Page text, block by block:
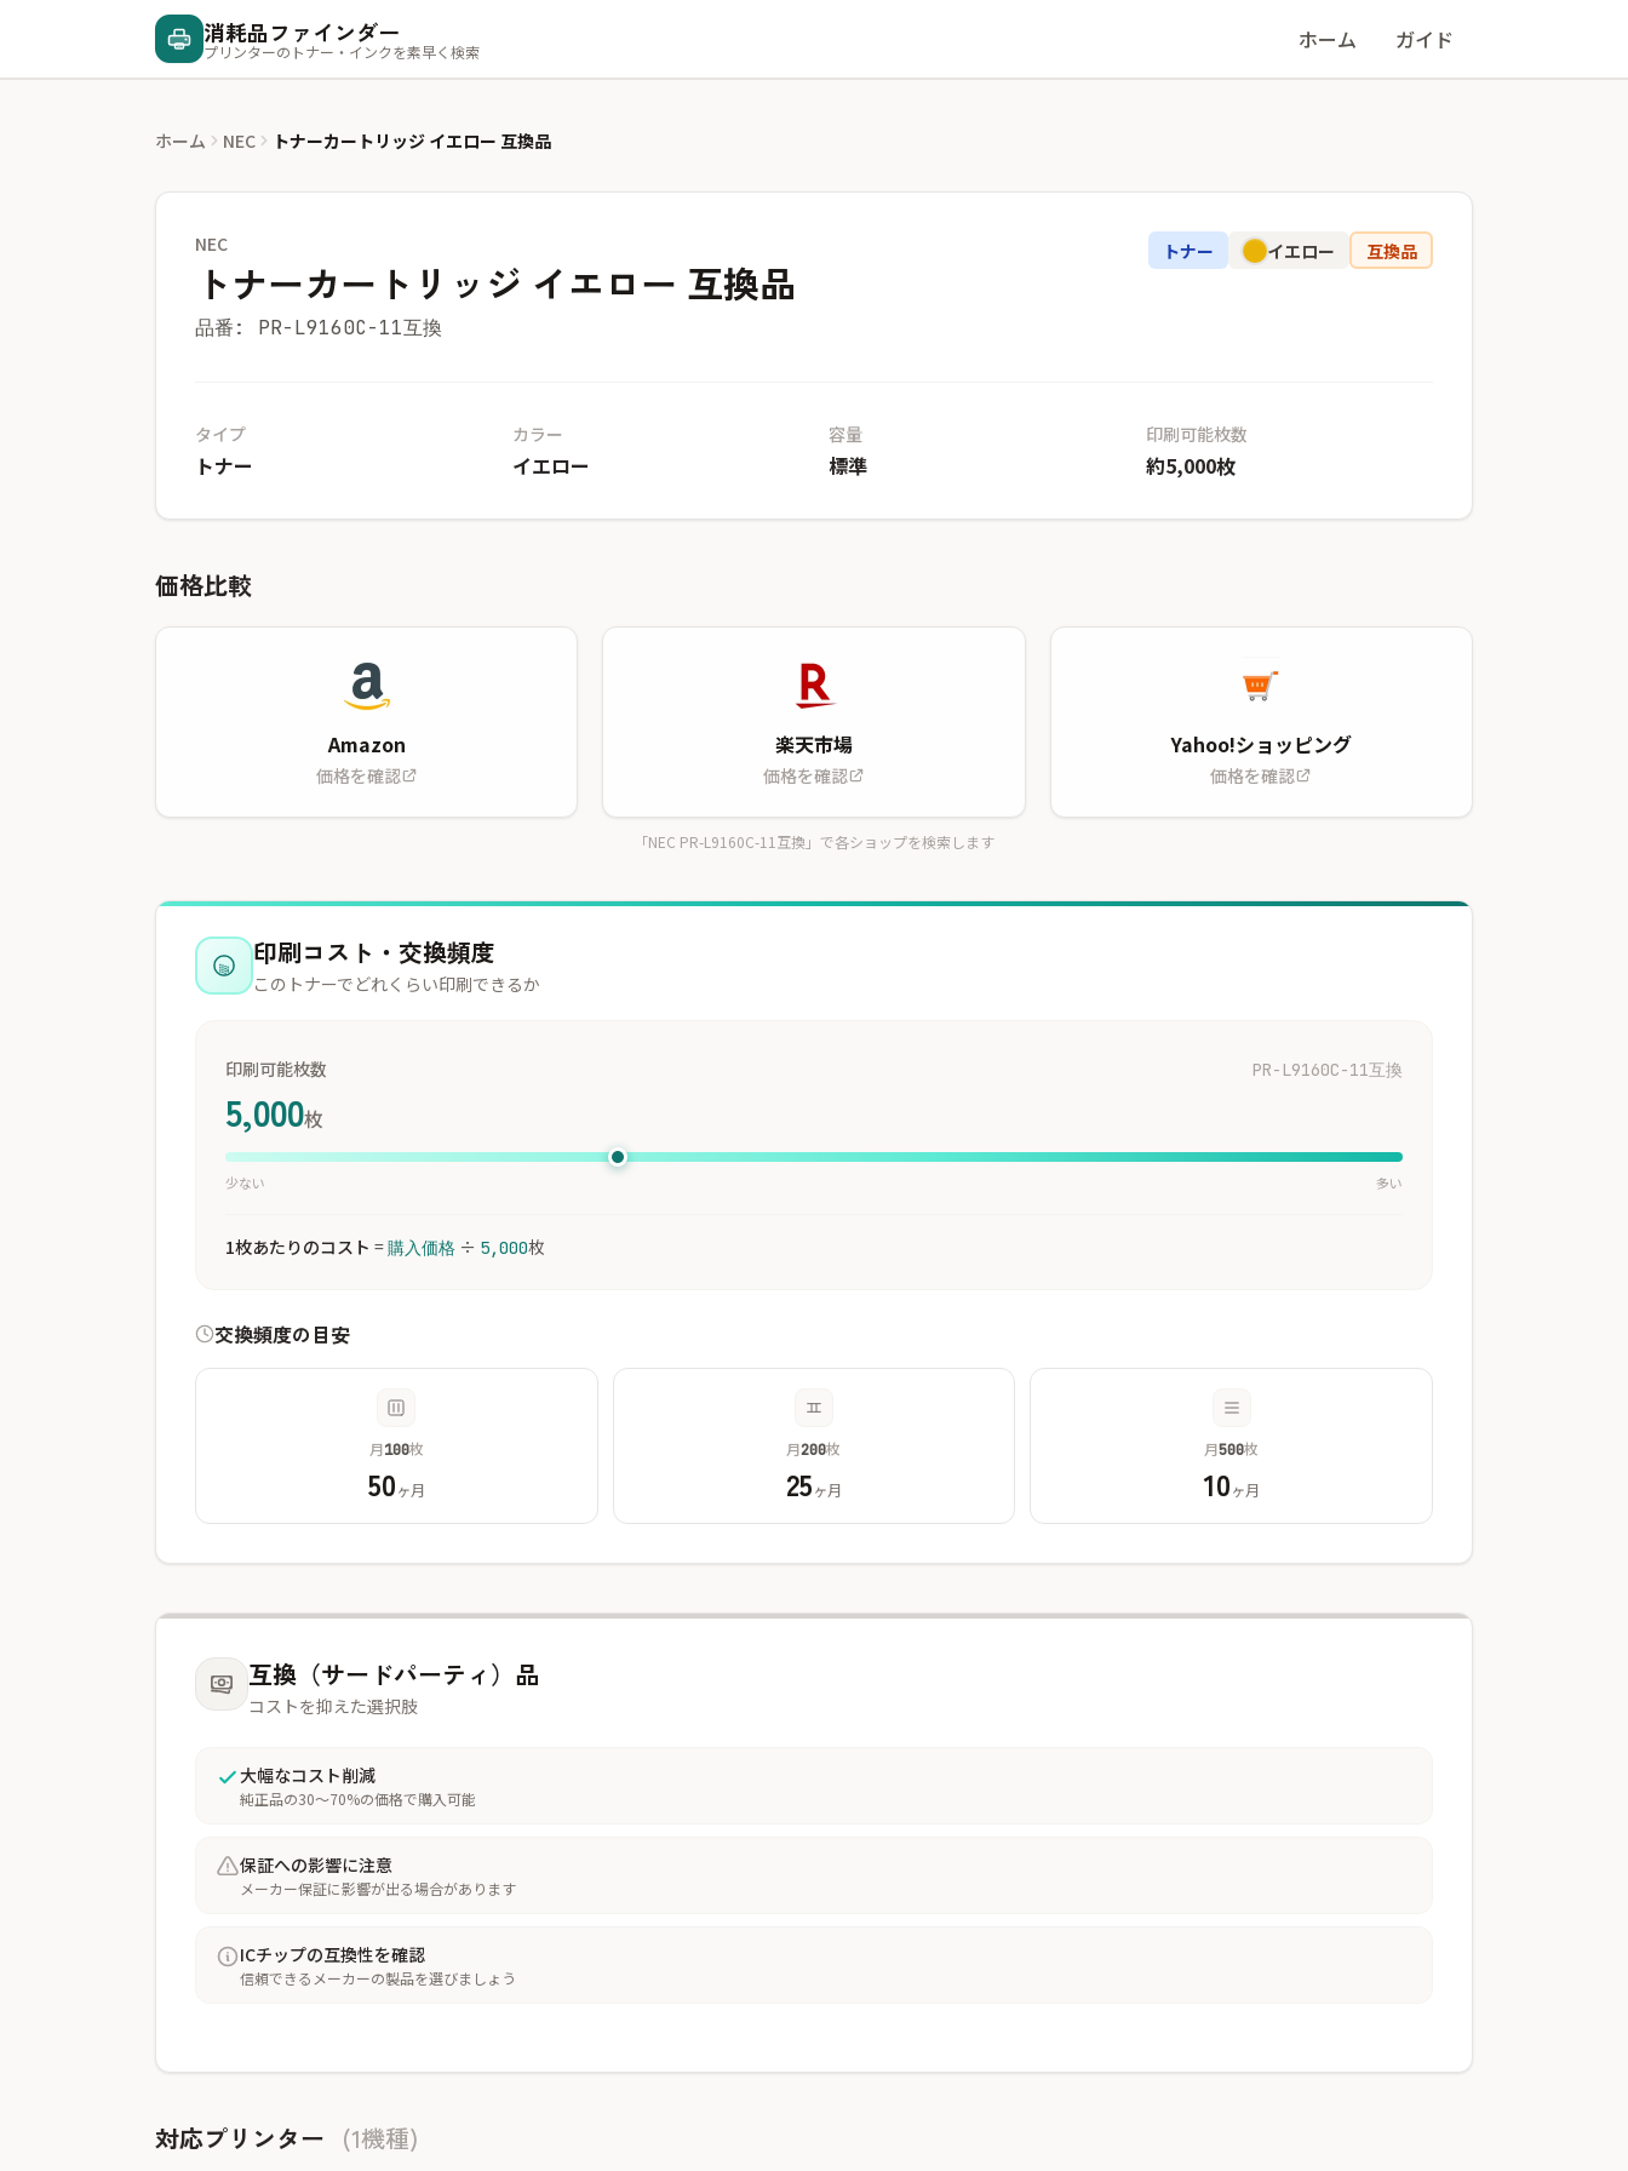
消耗品ファインダー
プリンターのトナー・インクを素早く検索 ホーム ガイド
ホーム NEC トナーカートリッジ イエロー 互換品
NEC
トナーカートリッジ イエロー 互換品
品番: PR-L9160C-11互換
トナー イエロー 互換品
タイプ
トナー
カラー
イエロー
容量
標準
印刷可能枚数
約5,000枚
価格比較
Amazon
価格を確認
楽天市場
価格を確認
Yahoo!ショッピング
価格を確認
「NEC PR-L9160C-11互換」で各ショップを検索します
印刷コスト・交換頻度
このトナーでどれくらい印刷できるか
印刷可能枚数
5,000枚
PR-L9160C-11互換
少ない 多い
1枚あたりのコスト =購入価格 ÷ 5,000枚
交換頻度の目安
月100枚
50ヶ月
月200枚
25ヶ月
月500枚
10ヶ月
互換（サードパーティ）品
コストを抑えた選択肢
大幅なコスト削減
純正品の30〜70%の価格で購入可能
保証への影響に注意
メーカー保証に影響が出る場合があります
ICチップの互換性を確認
信頼できるメーカーの製品を選びましょう
対応プリンター (1機種)